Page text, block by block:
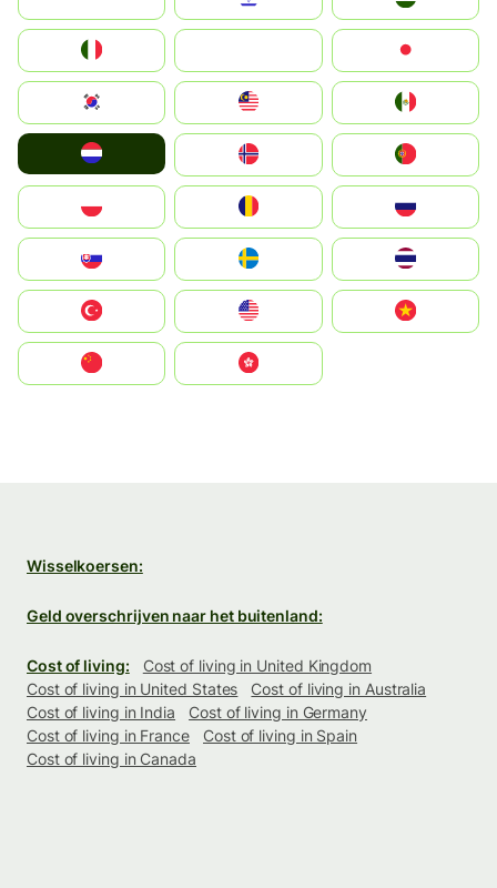
South Korea
United States
中國香港特別行政區
Wisselkoersen:
Geld overschrijven naar het buitenland:
Cost of living:
Cost of living in United Kingdom
Cost of living in United States
Cost of living in Australia
Cost of living in India
Cost of living in Germany
Cost of living in France
Cost of living in Spain
Cost of living in Canada